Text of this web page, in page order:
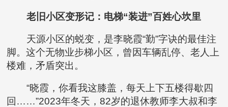
老旧小区变形记：电梯“装进”百姓心坎里
天源小区的蜕变，是李晓霞“勤”字诀的最佳注
脚。这个无物业步梯小区，曾因车辆乱停、老人上
楼难，矛盾突出。
“晓霞，你看我这膝盖，每天上下五楼得歇四
回……”2023年冬天，82岁的退休教师李大叔和李